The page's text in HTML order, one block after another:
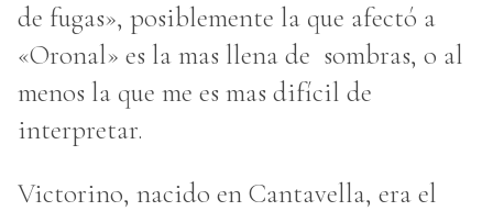
de fugas», posiblemente la que afectó a
«Oronal» es la mas llena de sombras, o al
menos la que me es mas difícil de
interpretar.
Victorino, nacido en Cantavella, era el